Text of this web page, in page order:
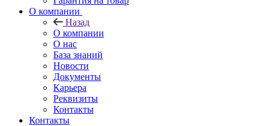
О компании
Назад
О компании
О нас
База знаний
Новости
Документы
Карьера
Реквизиты
Контакты
Контакты